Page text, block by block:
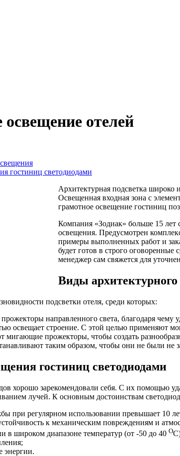
отелей
гостиниц светодиодами
Архитектурная подсветка широко
Освещенная входная зона с
грамотное освещение гостиниц
Компания «Зодиак» больше 15 лет
освещения. Предусмотрен
примеры выполненных работ и
будет готов в строго
менеджер сам свяжется для
Виды
подсветки отеля, среди которых:
направленного света, благодаря чему
освещает строение. С этой целью применяют
мигающие прожекторы, чтобы создать
таким образом, чтобы они не были не
гостиниц светодиодами
хорошо зарекомендовали себя. С их помощью
лучей. К основным достоинствам
при регулярном использовании превышает 10
к механическим повреждениям и
в широком диапазоне температур (от -50 до 40 О
энергии.